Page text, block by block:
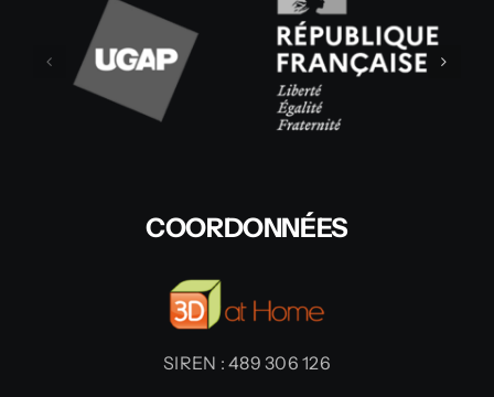
COORDONNÉES
SIREN : 489 306 126